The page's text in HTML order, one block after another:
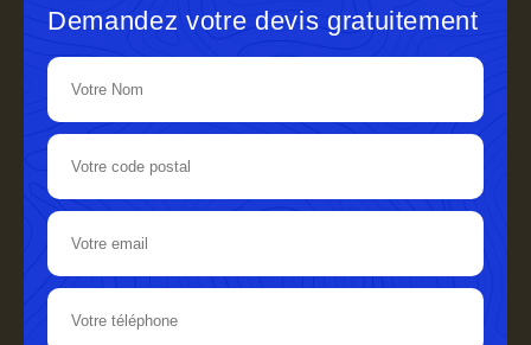
Demandez votre devis gratuitement